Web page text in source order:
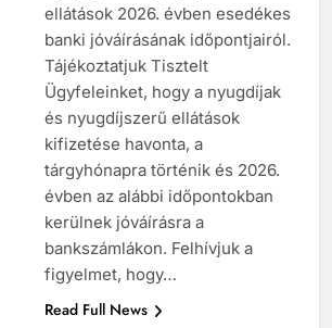
ellátások 2026. évben esedékes
banki jóváírásának időpontjairól.
Tájékoztatjuk Tisztelt
Ügyfeleinket, hogy a nyugdíjak
és nyugdíjszerű ellátások
kifizetése havonta, a
tárgyhónapra történik és 2026.
évben az alábbi időpontokban
kerülnek jóváírásra a
bankszámlákon. Felhívjuk a
figyelmet, hogy…
Read Full News